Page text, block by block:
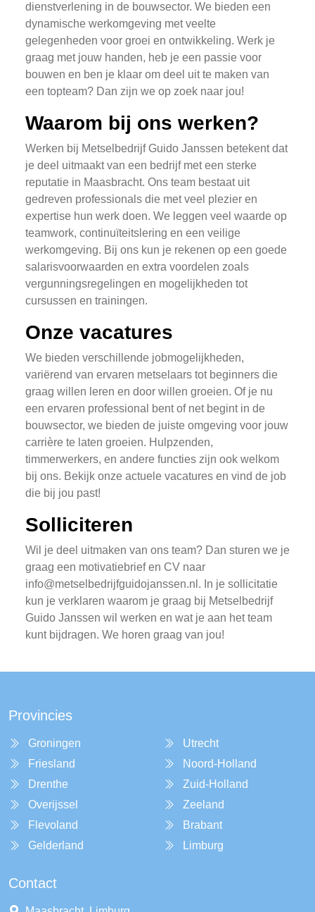
dienstverlening in de bouwsector. We bieden een
dynamische werkomgeving met veelte
gelegenheden voor groei en ontwikkeling. Werk je
graag met jouw handen, heb je een passie voor
bouwen en ben je klaar om deel uit te maken van
een topteam? Dan zijn we op zoek naar jou!
Waarom bij ons werken?
Werken bij Metselbedrijf Guido Janssen betekent dat
je deel uitmaakt van een bedrijf met een sterke
reputatie in Maasbracht. Ons team bestaat uit
gedreven professionals die met veel plezier en
expertise hun werk doen. We leggen veel waarde op
teamwork, continuïteitslering en een veilige
werkomgeving. Bij ons kun je rekenen op een goede
salarisvoorwaarden en extra voordelen zoals
vergunningsregelingen en mogelijkheden tot
cursussen en trainingen.
Onze vacatures
We bieden verschillende jobmogelijkheden,
variërend van ervaren metselaars tot beginners die
graag willen leren en door willen groeien. Of je nu
een ervaren professional bent of net begint in de
bouwsector, we bieden de juiste omgeving voor jouw
carrière te laten groeien. Hulpzenden,
timmerwerkers, en andere functies zijn ook welkom
bij ons. Bekijk onze actuele vacatures en vind de job
die bij jou past!
Solliciteren
Wil je deel uitmaken van ons team? Dan sturen we je
graag een motivatiebrief en CV naar
info@metselbedrijfguidojanssen.nl . In je sollicitatie
kun je verklaren waarom je graag bij Metselbedrijf
Guido Janssen wil werken en wat je aan het team
kunt bijdragen. We horen graag van jou!
Provincies
Groningen
Friesland
Drenthe
Overijssel
Flevoland
Gelderland
Utrecht
Noord-Holland
Zuid-Holland
Zeeland
Brabant
Limburg
Contact